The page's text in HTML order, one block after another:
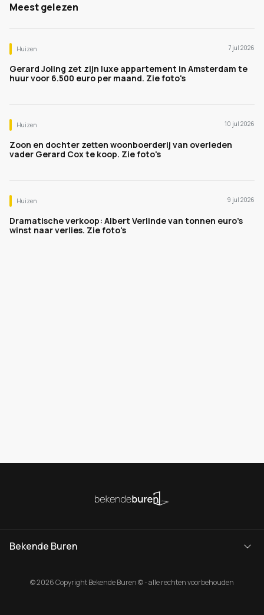
Meest gelezen
Huizen 7 jul 2026
Gerard Joling zet zijn luxe appartement in Amsterdam te
huur voor 6.500 euro per maand. Zie foto's
Huizen 10 jul 2026
Zoon en dochter zetten woonboerderij van overleden
vader Gerard Cox te koop. Zie foto's
Huizen 9 jul 2026
Dramatische verkoop: Albert Verlinde van tonnen euro's
winst naar verlies. Zie foto's
Bekende Buren
© 2026 Copyright Bekende Buren © - alle rechten voorbehouden